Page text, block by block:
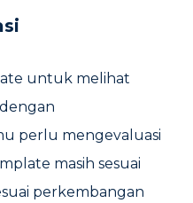
untuk melihat
perlu mengevaluasi
masih sesuai
perkembangan